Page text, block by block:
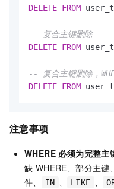
DELETE FROM
-- 复合主键删除
DELETE FROM
-- 复合主键删除，
DELETE FROM
注意事项
WHERE 必须为完整主
缺 WHERE、部分主键
件、
IN 、 LIKE 、